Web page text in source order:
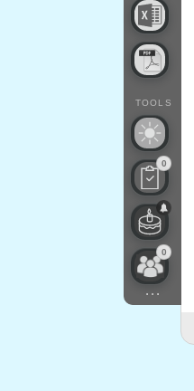
TOOLS
0
0
...